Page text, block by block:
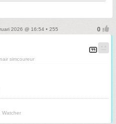
2026 @ 16:54 • 255
simcoureur
Watcher